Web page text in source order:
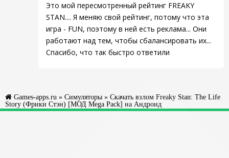
Это мой пересмотренный рейтинг FREAKY
STAN.... Я меняю свой рейтинг, потому что эта
игра - FUN, поэтому в ней есть реклама... Они
работают над тем, чтобы сбалансировать их...
Спасибо, что так быстро ответили
Games-apps.ru » Симуляторы » Скачать взлом Freaky Stan: The Life
Story (Фрики Стэн) [МОД Mega Pack] на Андроид